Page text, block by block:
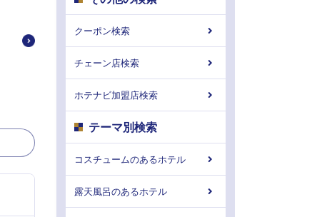
クーポン検索
チェーン店検索
ホテナビ加盟店検索
テーマ別検索
コスチュームのあるホテル
露天風呂のあるホテル